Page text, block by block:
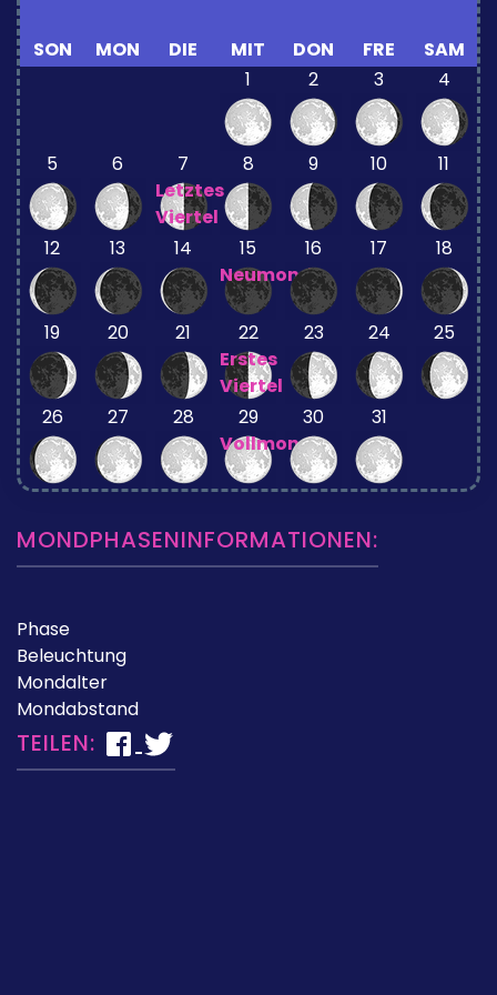
SON MON DIE MIT DON FRE
SAM
1
2 3 4
5 6
7
Letztes
Viertel
8 9 10 11
12 13 14
15
Neumond
16 17 18
19 20 21
22
Erstes
Viertel
23 24 25
26 27 28
29
Vollmond
30 31
MONDPHASENINFORMATIONEN:
Phase
Beleuchtung
Mondalter
Mondabstand
TEILEN: